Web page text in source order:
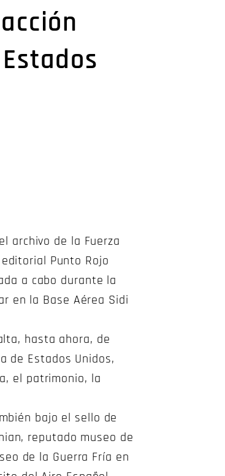
archivo de la Fuerza
Punto Rojo
a cabo durante la
en la Base Aérea Sidi
hasta ahora, de
de Estados Unidos,
el patrimonio, la
bajo el sello de
reputado museo de
de la Guerra Fría en